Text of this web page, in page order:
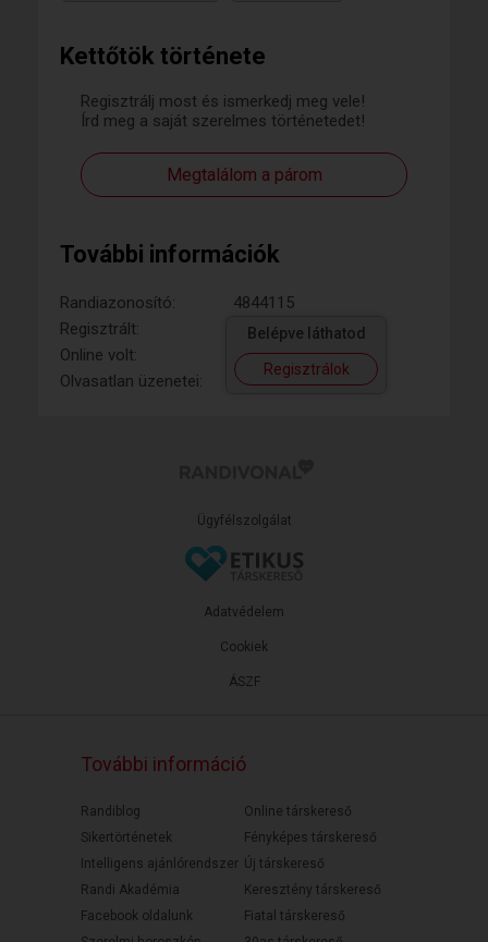
Kettőtök története
Regisztrálj most és ismerkedj meg vele!
Írd meg a saját szerelmes történetedet!
Megtalálom a párom
További információk
Randiazonosító:
4844115
Regisztrált:
Online volt:
Olvasatlan üzenetei:
Belépve láthatod
Regisztrálok
Ügyfélszolgálat
ÁSZF
Adatvédelem
Cookiek
További információ
Randiblog
Sikertörténetek
Intelligens ajánlórendszer
Randi Akadémia
Facebook oldalunk
Online társkereső
Fényképes társkereső
Új társkereső
Keresztény társkereső
Fiatal társkereső